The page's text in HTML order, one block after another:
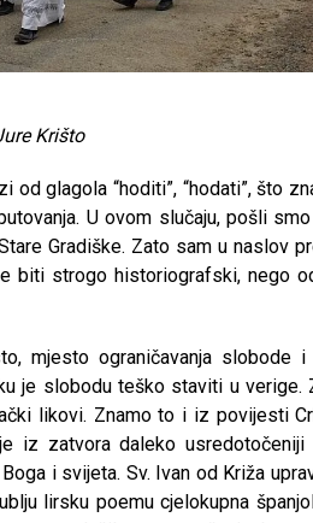
Krišto
od glagola “hoditi”, “hodati”, što
U ovom slučaju, pošli
Gradiške. Zato sam u naslov
biti strogo historiografski, nego
mjesto ograničavanja slobode
je slobodu teško staviti u verige.
likovi. Znamo to i iz povijesti
iz zatvora daleko
i svijeta. Sv. Ivan od Križa
lirsku poemu cjelokupna